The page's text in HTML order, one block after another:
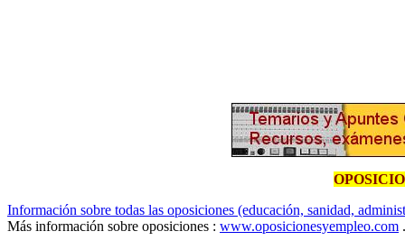
Información sobre todas las oposiciones (educación, sanidad,
Más información sobre oposiciones : www.oposicionesyempleo.com